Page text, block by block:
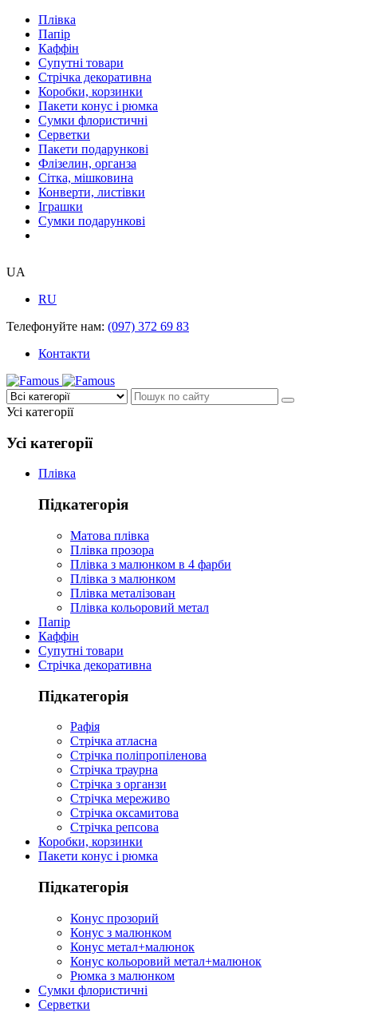
Плівка
Папір
Каффін
Супутні товари
Стрічка декоративна
Коробки, корзинки
Пакети конус і рюмка
Сумки флористичні
Серветки
Пакети подарункові
Флізелин, органза
Сітка, мішковина
Конверти, листівки
Іграшки
Сумки подарункові
UA
RU
Телефонуйте нам: (097) 372 69 83
Контакти
Усі категорії
Усі категорії
Плівка
Підкатегорія
Матова плівка
Плівка прозора
Плівка з малюнком в 4 фарби
Плівка з малюнком
Плівка металізован
Плівка кольоровий метал
Папір
Каффін
Супутні товари
Стрічка декоративна
Підкатегорія
Рафія
Стрічка атласна
Стрічка поліпропіленова
Стрічка траурна
Стрічка з органзи
Стрічка мереживо
Стрічка оксамитова
Стрічка репсова
Коробки, корзинки
Пакети конус і рюмка
Підкатегорія
Конус прозорий
Конус з малюнком
Конус метал+малюнок
Конус кольоровий метал+малюнок
Рюмка з малюнком
Сумки флористичні
Серветки